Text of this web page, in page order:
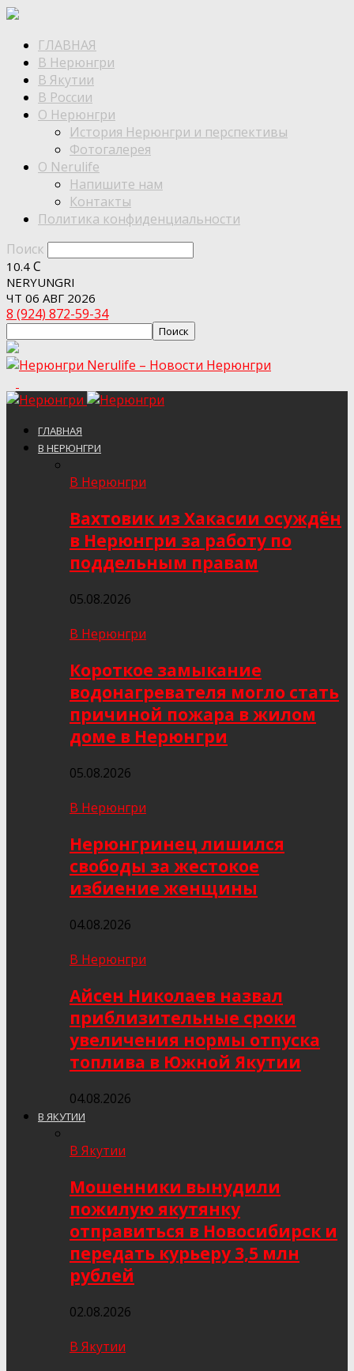
ГЛАВНАЯ
В Нерюнгри
В Якутии
В России
О Нерюнгри
История Нерюнгри и перспективы
Фотогалерея
О Nerulife
Напишите нам
Контакты
Политика конфиденциальности
Поиск
10.4 C
NERYUNGRI
ЧТ 06 АВГ 2026
8 (924) 872-59-34
Nerulife – Новости Нерюнгри
ГЛАВНАЯ
В НЕРЮНГРИ
В Нерюнгри
Вахтовик из Хакасии осуждён
в Нерюнгри за работу по
поддельным правам
05.08.2026
В Нерюнгри
Короткое замыкание
водонагревателя могло стать
причиной пожара в жилом
доме в Нерюнгри
05.08.2026
В Нерюнгри
Нерюнгринец лишился
свободы за жестокое
избиение женщины
04.08.2026
В Нерюнгри
Айсен Николаев назвал
приблизительные сроки
увеличения нормы отпуска
топлива в Южной Якутии
04.08.2026
В ЯКУТИИ
В Якутии
Мошенники вынудили
пожилую якутянку
отправиться в Новосибирск и
передать курьеру 3,5 млн
рублей
02.08.2026
В Якутии